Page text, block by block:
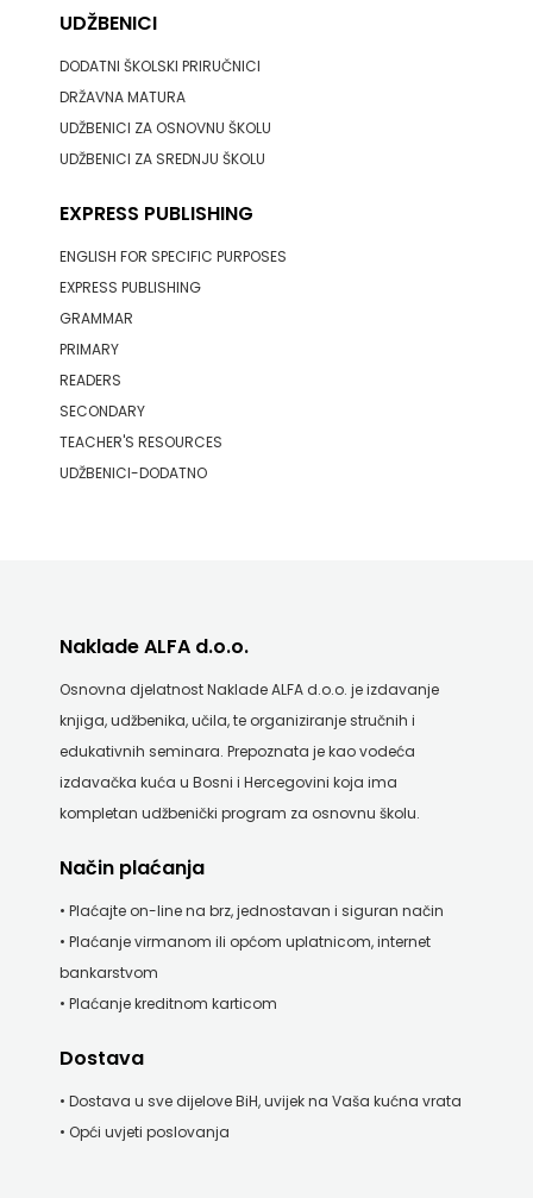
UDŽBENICI
DODATNI ŠKOLSKI PRIRUČNICI
DRŽAVNA MATURA
UDŽBENICI ZA OSNOVNU ŠKOLU
UDŽBENICI ZA SREDNJU ŠKOLU
EXPRESS PUBLISHING
ENGLISH FOR SPECIFIC PURPOSES
EXPRESS PUBLISHING
GRAMMAR
PRIMARY
READERS
SECONDARY
TEACHER'S RESOURCES
UDŽBENICI-DODATNO
Naklade ALFA d.o.o.
Osnovna djelatnost Naklade ALFA d.o.o. je izdavanje
knjiga, udžbenika, učila, te organiziranje stručnih i
edukativnih seminara. Prepoznata je kao vodeća
izdavačka kuća u Bosni i Hercegovini koja ima
kompletan udžbenički program za osnovnu školu.
Način plaćanja
• Plaćajte on-line na brz, jednostavan i siguran način
• Plaćanje virmanom ili općom uplatnicom, internet
bankarstvom
• Plaćanje kreditnom karticom
Dostava
• Dostava u sve dijelove BiH, uvijek na Vaša kućna vrata
• Opći uvjeti poslovanja